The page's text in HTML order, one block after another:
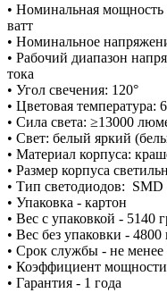
• Номинальная мощность
ватт
• Номинальное
• Рабочий диапазон
тока
• Угол свечения: 120°
• Цветовая температура:
• Сила света: ≥13000
• Свет: белый яркий
• Материал корпуса:
• Размер корпуса
• Тип светодиодов: SMD
• Упаковка - картон
• Вес с упаковкой - 5140
• Вес без упаковки -
• Срок службы - не менее
• Коэффициент
• Гарантия - 1 года